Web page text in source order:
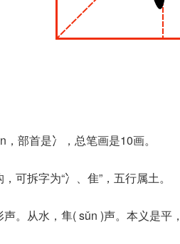
，部首是冫，总笔画是10画。
可拆字为“冫、隹”，五行属土。
声。从水，隼( sǔn )声。本义是平